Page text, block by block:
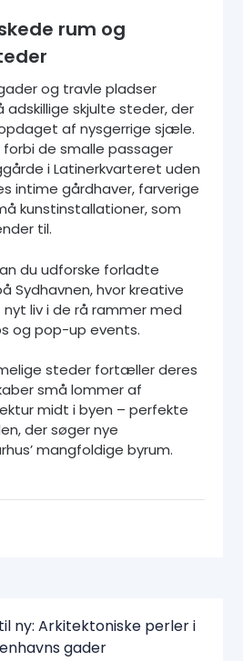
rum og
og travle pladser
adskillige skjulte steder, der
af nysgerrige sjæle.
de smalle passager
i Latinerkvarteret uden
intime gårdhaver, farverige
kunstinstallationer, som
til.
du udforske forladte
Sydhavnen, hvor kreative
liv i de rå rammer med
og pop-up events.
steder fortæller deres
små lommer af
midt i byen – perfekte
der søger nye
mangfoldige byrum.
ny: Arkitektoniske perler i
gader